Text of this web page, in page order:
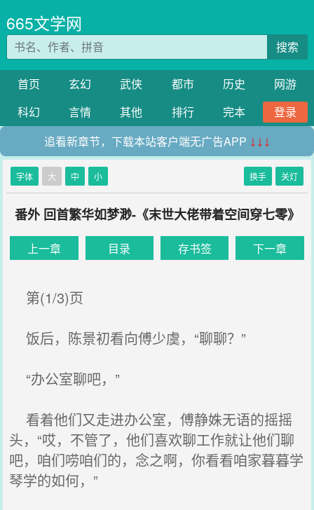
665文学网
搜索
首页 玄幻 武侠 都市 历史
网游
科幻
言情 其他 排行 完本
登录
追看新章节，下载本站客户端无广告APP ↓↓↓
字体 大 中 小 换手 关灯
番外 回首繁华如梦渺-《末世大佬带着空间穿七零》
上一章 目录 存书签 下一章
第(1/3)页
饭后，陈景初看向傅少虞，“聊聊？”
“办公室聊吧，”
看着他们又走进办公室，傅静姝无语的摇摇
头，“哎，不管了，他们喜欢聊工作就让他们聊
吧，咱们唠咱们的，念之啊，你看看咱家暮暮学
琴学的如何，”